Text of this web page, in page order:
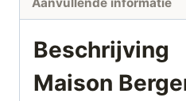
Beschrijving
Maison